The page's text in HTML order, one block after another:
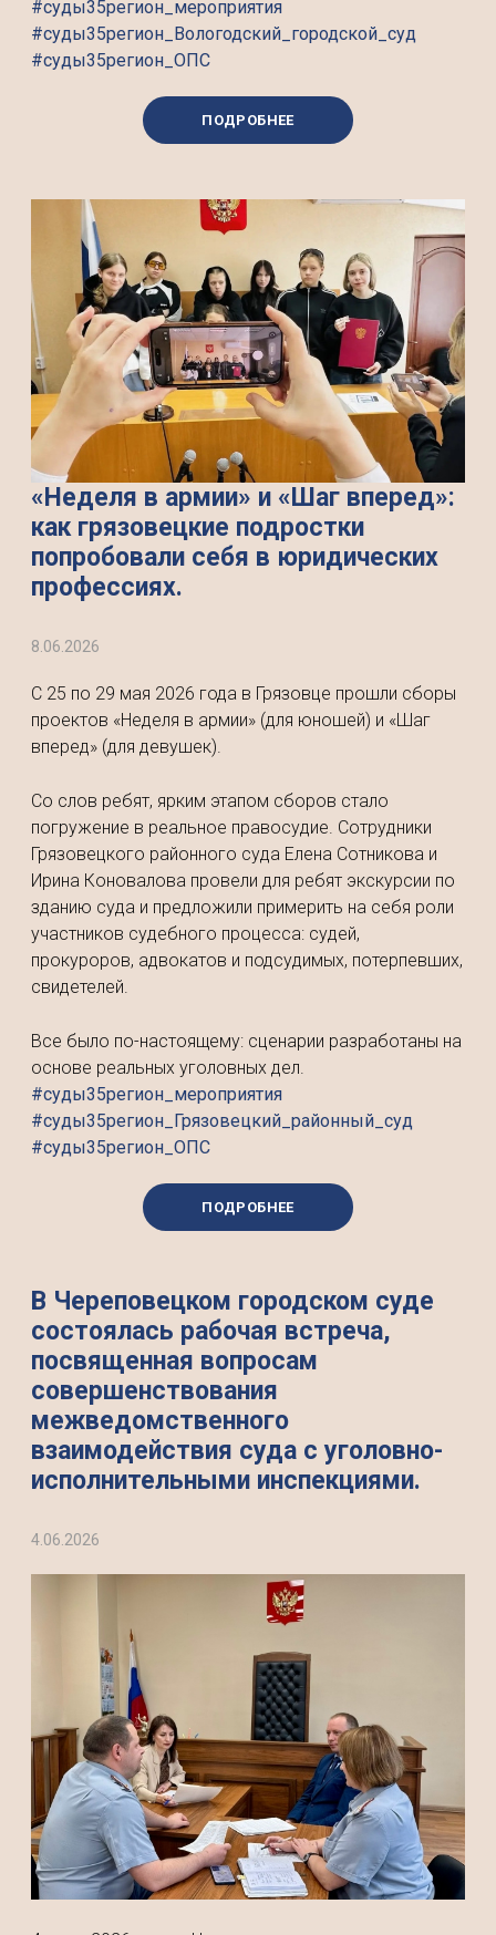
#суды35регион_мероприятия
#суды35регион_Вологодский_городской_суд
#суды35регион_ОПС
ПОДРОБНЕЕ
«Неделя в армии» и «Шаг вперед»:
как грязовецкие подростки
попробовали себя в юридических
профессиях.
8.06.2026
С 25 по 29 мая 2026 года в Грязовце прошли сборы
проектов «Неделя в армии» (для юношей) и «Шаг
вперед» (для девушек).
Со слов ребят, ярким этапом сборов стало
погружение в реальное правосудие. Сотрудники
Грязовецкого районного суда Елена Сотникова и
Ирина Коновалова провели для ребят экскурсии по
зданию суда и предложили примерить на себя роли
участников судебного процесса: судей,
прокуроров, адвокатов и подсудимых, потерпевших,
свидетелей.
Все было по-настоящему: сценарии разработаны на
основе реальных уголовных дел.
#суды35регион_мероприятия
#суды35регион_Грязовецкий_районный_суд
#суды35регион_ОПС
ПОДРОБНЕЕ
В Череповецком городском суде
состоялась рабочая встреча,
посвященная вопросам
совершенствования
межведомственного
взаимодействия суда с уголовно-
исполнительными инспекциями.
4.06.2026